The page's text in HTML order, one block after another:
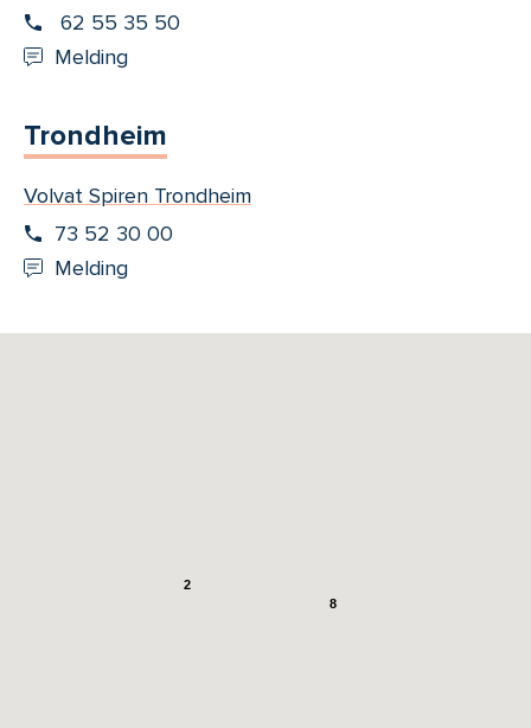
62 55 35 50
Melding
Trondheim
Volvat Spiren Trondheim
73 52 30 00
Melding
8
2